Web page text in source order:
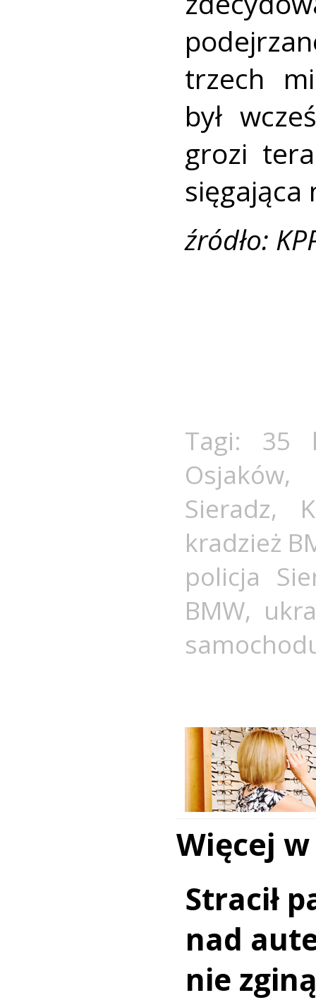
trzech
był
grozi
sięgająca
źródło:
Tagi: 35
Osjaków,
Sieradz,
kradzież
policja
BMW,
Więcej
Stracił
nad
nie